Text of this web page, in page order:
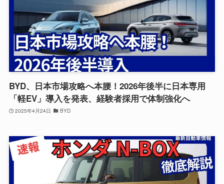
BYD、日本市場攻略へ本腰！2026年後半に日本専用
「軽EV」導入を発表、経験者採用で体制強化へ
2025年4月24日 BYD